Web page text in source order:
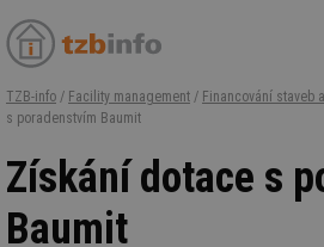
TZB-info / Facility management / Financování staveb
s poradenstvím Baumit
Získání dotace s
Baumit